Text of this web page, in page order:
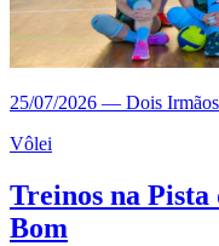
25/07/2026 — Dois
Vôlei
Treinos na
Bom